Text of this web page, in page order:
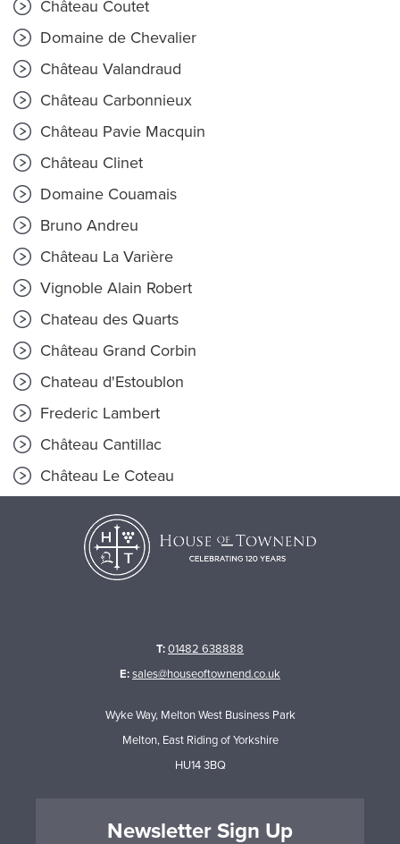
Château Coutet
Domaine de Chevalier
Château Valandraud
Château Carbonnieux
Château Pavie Macquin
Château Clinet
Domaine Couamais
Bruno Andreu
Château La Varière
Vignoble Alain Robert
Chateau des Quarts
Château Grand Corbin
Chateau d'Estoublon
Frederic Lambert
Château Cantillac
Château Le Coteau
T:01482 638888
E:sales@houseoftownend.co.uk
Wyke Way, Melton West Business Park
Melton, East Riding of Yorkshire
HU14 3BQ
Newsletter Sign Up